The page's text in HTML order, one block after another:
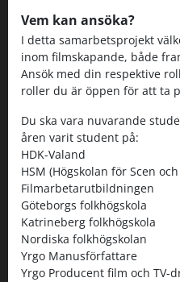
Vem kan ansöka?
I detta samarbetsprojekt
inom filmskapande, både
Ansök med din respektive
roller du är öppen för att ta
Du ska vara nuvarande
åren varit student på:
HDK-Valand
HSM (Högskolan för Scen
Filmarbetarutbildningen
Göteborgs folkhögskola
Katrineberg folkhögskola
Nordiska folkhögskolan
Yrgo Manusförfattare
Yrgo Producent film och TV-